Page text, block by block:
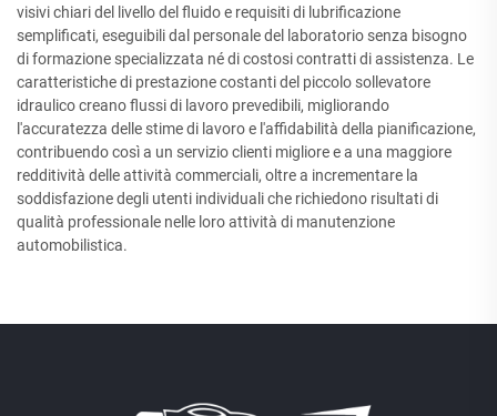
visivi chiari del livello del fluido e requisiti di lubrificazione
semplificati, eseguibili dal personale del laboratorio senza bisogno
di formazione specializzata né di costosi contratti di assistenza. Le
caratteristiche di prestazione costanti del piccolo sollevatore
idraulico creano flussi di lavoro prevedibili, migliorando
l'accuratezza delle stime di lavoro e l'affidabilità della pianificazione,
contribuendo così a un servizio clienti migliore e a una maggiore
redditività delle attività commerciali, oltre a incrementare la
soddisfazione degli utenti individuali che richiedono risultati di
qualità professionale nelle loro attività di manutenzione
automobilistica.